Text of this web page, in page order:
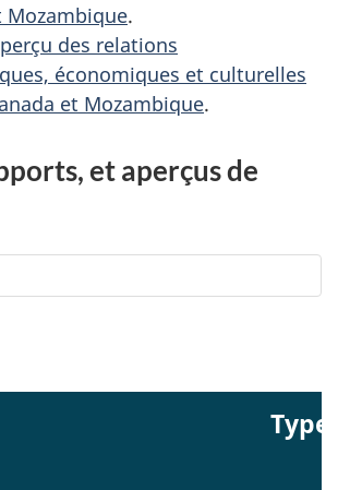
Mozambique.
des relations
économiques et culturelles
et Mozambique.
et aperçus de
Type